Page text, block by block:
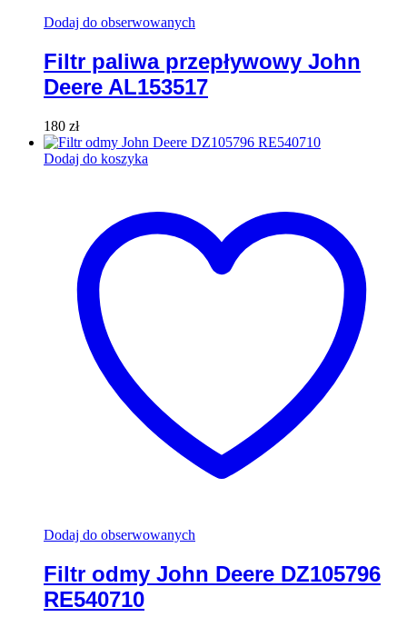
Dodaj do obserwowanych
Filtr paliwa przepływowy John
Deere AL153517
180 zł
Dodaj do koszyka
Dodaj do obserwowanych
Filtr odmy John Deere DZ105796
RE540710